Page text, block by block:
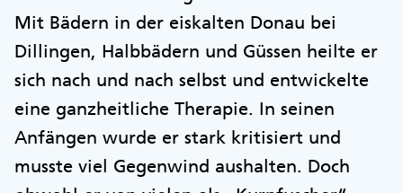
Mit Bädern in der eiskalten Donau bei
Dillingen, Halbbädern und Güssen heilte er
sich nach und nach selbst und entwickelte
eine ganzheitliche Therapie. In seinen
Anfängen wurde er stark kritisiert und
musste viel Gegenwind aushalten. Doch